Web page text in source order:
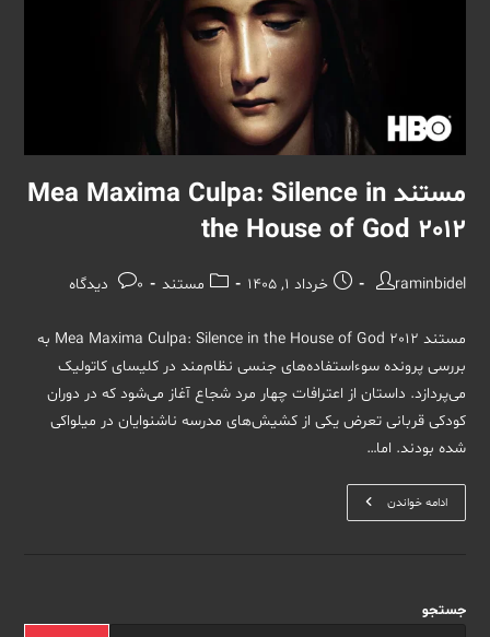
مستند Mea Maxima Culpa: Silence in
the House of God 2012
نویسندهٔ
raminbidel
نوشته
شده
است:
خرداد 1, 1405
دسته‌مستند
نظرات
0 دیدگاه
مستند Mea Maxima Culpa: Silence in the House of God 2012 به
بررسی پرونده سوءاستفاده‌های جنسی نظام‌مند در کلیسای کاتولیک
می‌پردازد. داستان از اعترافات چهار مرد شجاع آغاز می‌شود که در دوران
کودکی قربانی تعرض یکی از کشیش‌های مدرسه ناشنوایان در میلواکی
شده بودند. اما…
ادامه خواندنمستند
Mea
جستجو